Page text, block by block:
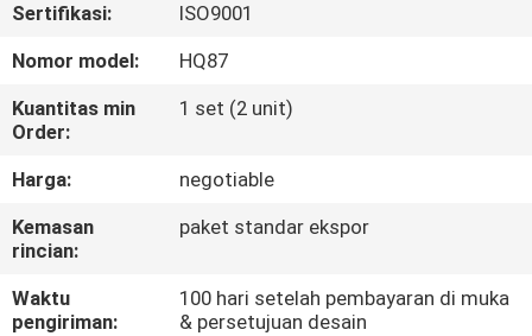
TUR
PABRIK
KONTROL
KUALITAS
HUBUNGI
KAMI
Sertifikasi:
ISO9001
Nomor model:
HQ87
Kuantitas min
Order:
1 set (2 unit)
Harga:
negotiable
Kemasan
rincian:
paket standar ekspor
Waktu
pengiriman:
100 hari setelah pembayaran di muka
& persetujuan desain